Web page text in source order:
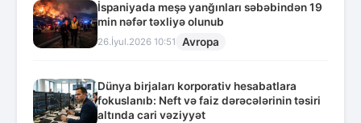
İspaniyada meşə yanğınları səbəbindən 19
min nəfər təxliyə olunub
26.İyul.2026 10:51 Avropa
Dünya birjaları korporativ hesabatlara
fokuslanıb: Neft və faiz dərəcələrinin təsiri
altında cari vəziyyət